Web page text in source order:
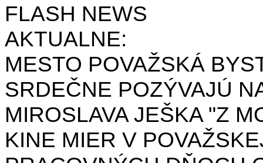
FLASH NEWS
AKTUALNE:
MESTO POVAŽSKÁ
SRDEČNE POZÝVAJÚ
MIROSLAVA JEŠKA "Z
KINE MIER V